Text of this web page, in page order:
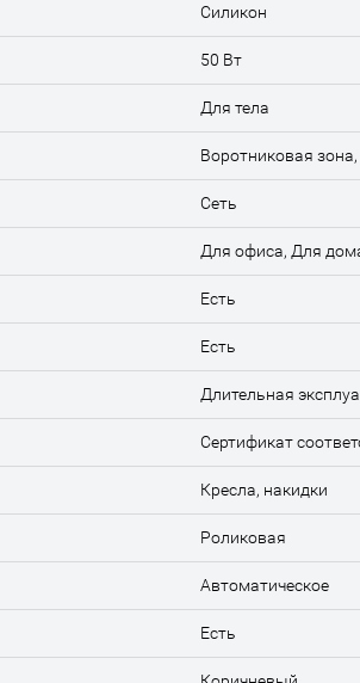
Силикон
50 Вт
Для тела
Воротниковая
Сеть
Для офиса, Для
Есть
Есть
Длительная
Сертификат
Кресла, накидки
Роликовая
Автоматическое
Есть